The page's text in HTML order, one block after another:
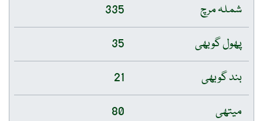
شملہ مرچ
335
پھول گوبھی
35
بند گوبھی
21
میتھی
80